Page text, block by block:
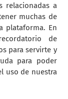
relacionadas a
muchas de
plataforma. En
de
para servirte y
para poder
uso de nuestra